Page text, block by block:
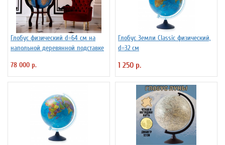
Глобус физический d=64 см на
напольной деревянной подставке
78 000 р.
Глобус Земли Classic физический,
d=32 см
1 250 р.